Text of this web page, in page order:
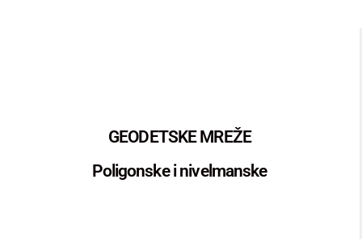
GEODETSKE MREŽE
Poligonske i nivelmanske